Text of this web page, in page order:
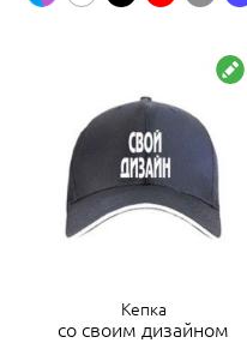
Кепка
со своим дизайном